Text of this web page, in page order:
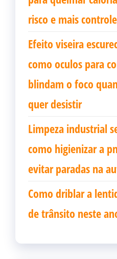
risco e mais controle
Efeito viseira
como oculos para
blindam o foco
quer desistir
Limpeza industrial
como higienizar a
evitar paradas na
Como driblar a
de trânsito neste